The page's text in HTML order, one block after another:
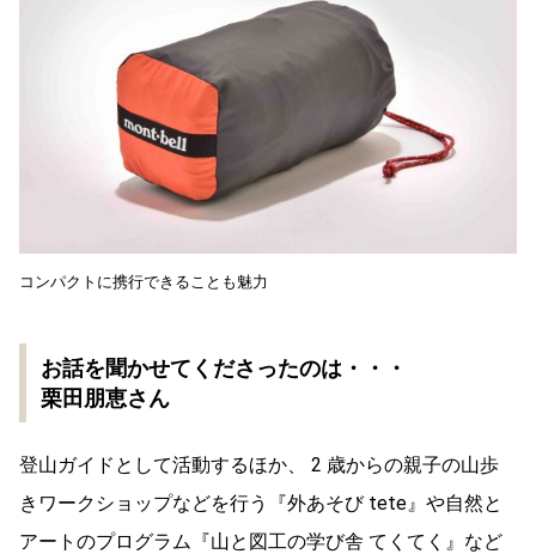
コンパクトに携行できることも魅力
お話を聞かせてくださったのは・・・
栗田朋恵さん
登山ガイドとして活動するほか、 2 歳からの親子の山歩
きワークショップなどを行う『外あそび tete』や自然と
アートのプログラム『山と図工の学び舎 てくてく』など